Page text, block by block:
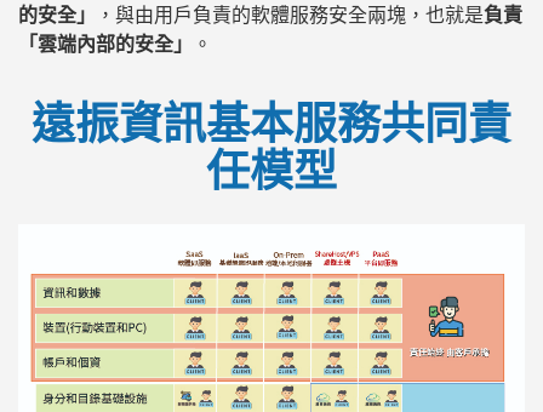
的安全」
，與由用戶負責的軟體服務安全兩塊，也就是負責
「雲端內部的安全」
。
遠振資訊基本服務共同責
任模型